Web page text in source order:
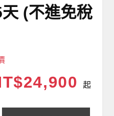
(不進免稅
起